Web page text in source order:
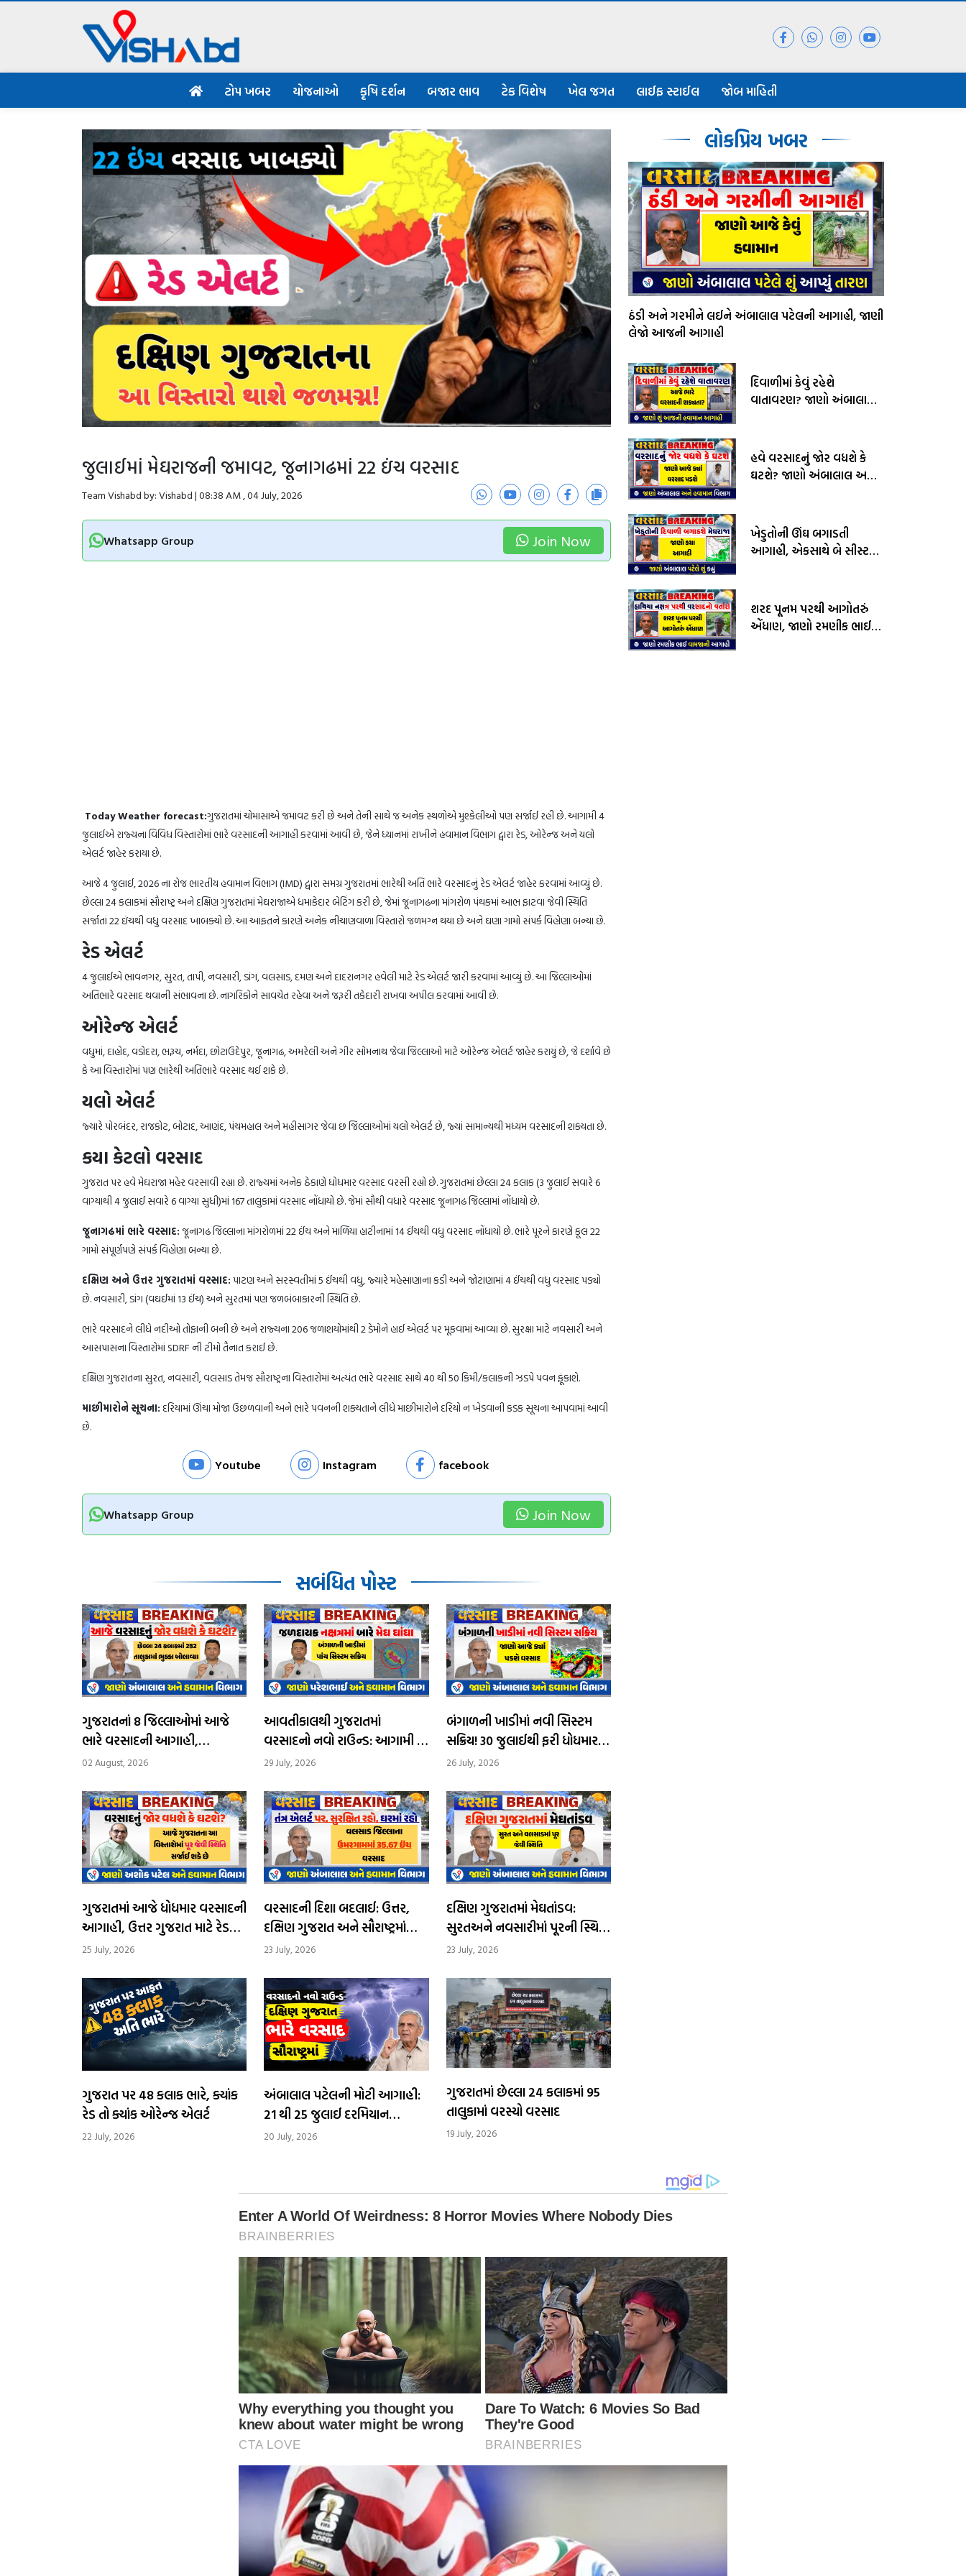
ટોપ ખબર યોજનાઓ કૃષિ દર્શન બજાર ભાવ ટેક વિશેષ ખેલ જગત લાઈફ સ્ટાઈલ જોબ માહિતી
જુલાઈમાં મેઘરાજની જમાવટ, જૂનાગઢમાં 22 ઇંચ વરસાદ
Team Vishabd by: Vishabd | 08:38 AM , 04 July, 2026
Whatsapp Group Join Now
Today Weather forecast:ગુજરાતમાં ચોમાસાએ જમાવટ કરી છે અને તેની સાથે જ અનેક સ્થળોએ મુશ્કેલીઓ પણ સર્જાઈ રહી છે. આગામી 4
જુલાઈએ રાજ્યના વિવિધ વિસ્તારોમાં ભારે વરસાદની આગાહી કરવામાં આવી છે, જેને ધ્યાનમાં રાખીને હવામાન વિભાગ દ્વારા રેડ, ઓરેન્જ અને યલો
એલર્ટ જાહેર કરાયા છે.
આજે 4 જુલાઈ, 2026 ના રોજ ભારતીય હવામાન વિભાગ (IMD) દ્વારા સમગ્ર ગુજરાતમાં ભારેથી અતિ ભારે વરસાદનું રેડ એલર્ટ જાહેર કરવામાં આવ્યું છે.
છેલ્લા 24 કલાકમાં સૌરાષ્ટ્ર અને દક્ષિણ ગુજરાતમાં મેઘરાજાએ ધમાકેદાર બેટિંગ કરી છે, જેમાં જૂનાગઢના માંગરોળ પંથકમાં આભ ફાટવા જેવી સ્થિતિ
સર્જાતાં 22 ઇંચથી વધુ વરસાદ ખાબક્યો છે. આ આફતને કારણે અનેક નીચાણવાળા વિસ્તારો જળમગ્ન થયા છે અને ઘણા ગામો સંપર્ક વિહોણા બન્યા છે.
રેડ એલર્ટ
4 જુલાઈએ ભાવનગર, સુરત, તાપી, નવસારી, ડાંગ, વલસાડ, દમણ અને દાદરાનગર હવેલી માટે રેડ એલર્ટ જારી કરવામાં આવ્યું છે. આ જિલ્લાઓમાં
અતિભારે વરસાદ થવાની સંભાવના છે. નાગરિકોને સાવચેત રહેવા અને જરૂરી તકેદારી રાખવા અપીલ કરવામાં આવી છે.
ઓરેન્જ એલર્ટ
વધુમાં, દાહોદ, વડોદરા, ભરૂચ, નર્મદા, છોટાઉદેપુર, જૂનાગઢ, અમરેલી અને ગીર સોમનાથ જેવા જિલ્લાઓ માટે ઓરેન્જ એલર્ટ જાહેર કરાયું છે, જે દર્શાવે છે
કે આ વિસ્તારોમાં પણ ભારેથી અતિભારે વરસાદ થઈ શકે છે.
યલો એલર્ટ
જ્યારે પોરબંદર, રાજકોટ, બોટાદ, આણંદ, પંચમહાલ અને મહીસાગર જેવા છ જિલ્લાઓમાં યલો એલર્ટ છે, જ્યાં સામાન્યથી મધ્યમ વરસાદની શક્યતા છે.
કયા કેટલો વરસાદ
ગુજરાત પર હવે મેઘરાજા મહેર વરસાવી રહ્યા છે. રાજ્યમાં અનેક ઠેકાણે ધોધમાર વરસાદ વરસી રહ્યો છે. ગુજરાતમાં છેલ્લા 24 કલાક (3 જુલાઈ સવારે 6
વાગ્યાથી 4 જુલાઈ સવારે 6 વાગ્યા સુધી)માં 167 તાલુકામાં વરસાદ નોંધાયો છે. જેમાં સૌથી વધારે વરસાદ જૂનાગઢ જિલ્લામાં નોંધાયો છે.
જૂનાગઢમાં ભારે વરસાદ: જૂનાગઢ જિલ્લાના માંગરોળમાં 22 ઈંચ અને માળિયા હાટીનામાં 14 ઈંચથી વધુ વરસાદ નોંધાયો છે. ભારે પૂરને કારણે કૂલ 22
ગામો સંપૂર્ણપણે સંપર્ક વિહોણા બન્યા છે.
દક્ષિણ અને ઉત્તર ગુજરાતમાં વરસાદ:પાટણ અને સરસ્વતીમાં 5 ઈંચથી વધુ, જ્યારે મહેસાણાના કડી અને જોટાણામાં 4 ઈંચથી વધુ વરસાદ પડ્યો
છે. નવસારી, ડાંગ (વઘઈમાં 13 ઈંચ) અને સુરતમાં પણ જળબંબાકારની સ્થિતિ છે.
ભારે વરસાદને લીધે નદીઓ તોફાની બની છે અને રાજ્યના 206 જળાશયોમાંથી 2 ડેમોને હાઈ એલર્ટ પર મૂકવામાં આવ્યા છે. સુરક્ષા માટે નવસારી અને
આસપાસના વિસ્તારોમાં SDRF ની ટીમો તૈનાત કરાઈ છે.
દક્ષિણ ગુજરાતના સુરત, નવસારી, વલસાડ તેમજ સૌરાષ્ટ્રના વિસ્તારોમાં અત્યંત ભારે વરસાદ સાથે 40 થી 50 કિમી/કલાકની ઝડપે પવન ફૂંકાશે.
માછીમારોને સૂચના:દરિયામાં ઊંચા મોજા ઉછળવાની અને ભારે પવનની શક્યતાને લીધે માછીમારોને દરિયો ન ખેડવાની કડક સૂચના આપવામાં આવી
છે.
Youtube Instagram facebook
Whatsapp Group Join Now
સબંધિત પોસ્ટ
ગુજરાતનાં 8 જિલ્લાઓમાં આજે
ભારે વરસાદની આગાહી,
સોમવારથી વરસાદનું જોર ઘટશે
02 August, 2026
આવતીકાલથી ગુજરાતમાં
વરસાદનો નવો રાઉન્ડ: આગામી 4
દિવસ ભારેથી અતિભારે વરસાદની
29 July, 2026
બંગાળની ખાડીમાં નવી સિસ્ટમ
સક્રિય! 30 જુલાઈથી ફરી ધોધમાર
વરસાદની આગાહી
26 July, 2026
ગુજરાતમાં આજે ધોધમાર વરસાદની
આગાહી, ઉત્તર ગુજરાત માટે રેડ
એલર્ટ, સૌરાષ્ટ્રમાં ઓરેન્જ એલર્ટ,
25 July, 2026
વરસાદની દિશા બદલાઈ: ઉત્તર,
દક્ષિણ ગુજરાત અને સૌરાષ્ટ્રમાં
આગામી 24 કલાકમાં ભારેથી
23 July, 2026
દક્ષિણ ગુજરાતમાં મેઘતાંડવ:
સુરતઅને નવસારીમાં પૂરની સ્થિતિ
વચ્ચે શાળાઓમાં રજા જાહેર
23 July, 2026
ગુજરાત પર 48 કલાક ભારે, ક્યાંક
રેડ તો ક્યાંક ઓરેન્જ એલર્ટ
22 July, 2026
અંબાલાલ પટેલની મોટી આગાહી:
21 થી 25 જુલાઈ દરમિયાન
ગુજરાતમાં તૂટી પડશે આભ
20 July, 2026
ગુજરાતમાં છેલ્લા 24 કલાકમાં 95
તાલુકામાં વરસ્યો વરસાદ
19 July, 2026
લોકપ્રિય ખબર
ઠંડી અને ગરમીને લઈને અંબાલાલ પટેલની આગાહી, જાણી
લેજો આજની આગાહી
દિવાળીમાં કેવું રહેશે
વાતાવરણ? જાણો અંબાલાલ
હવે વરસાદનું જોર વધશે કે
ઘટશે? જાણો અંબાલાલ અને
ખેડુતોની ઊંઘ બગાડતી
આગાહી, એકસાથે બે સીસ્ટમ
શરદ પૂનમ પરથી આગોતરું
એંધાણ, જાણો રમણીક ભાઈ